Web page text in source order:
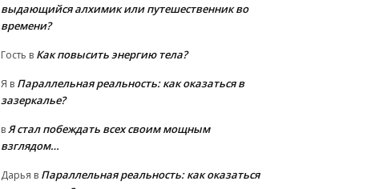
выдающийся алхимик или путешественник во
времени?
Гость в Как повысить энергию тела?
Я в Параллельная реальность: как оказаться в
зазеркалье?
вЯ стал побеждать всех своим мощным
взглядом…
Дарья в Параллельная реальность: как оказаться